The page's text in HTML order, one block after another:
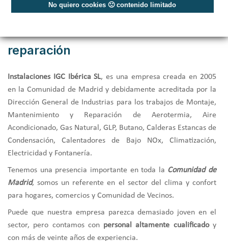
No quiero cookies 🙁 contenido limitado
IGC Soluciones Energeticas -
reparación
Instalaciones IGC Ibérica SL, es una empresa creada en 2005
en la Comunidad de Madrid y debidamente acreditada por la
Dirección General de Industrias para los trabajos de Montaje,
Mantenimiento y Reparación de Aerotermia, Aire
Acondicionado, Gas Natural, GLP, Butano, Calderas Estancas de
Condensación, Calentadores de Bajo NOx, Climatización,
Electricidad y Fontanería.
Tenemos una presencia importante en toda la Comunidad de
Madrid, somos un referente en el sector del clima y confort
para hogares, comercios y Comunidad de Vecinos.
Puede que nuestra empresa parezca demasiado joven en el
sector, pero contamos con personal altamente cualificadoy
con más de veinte años de experiencia.